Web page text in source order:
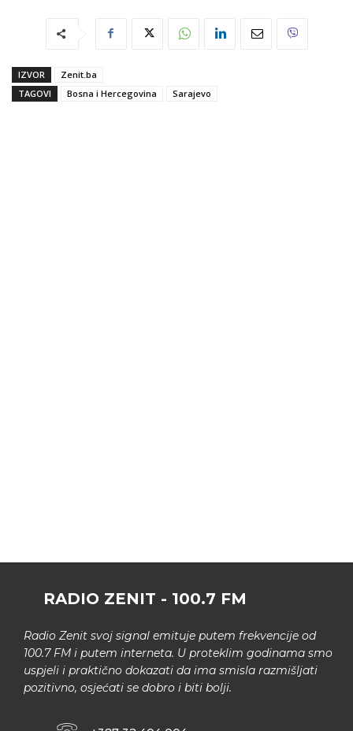
IZVOR
Zenit.ba
TAGOVI
Bosna i Hercegovina Sarajevo
RADIO ZENIT - 100.7 FM
Radio Zenit svoj signal emituje putem frekvencije od
100.7 FM i putem interneta. U proteklim godinama smo
uspjeli i praktično dokazati da ima smisla razmišljati
pozitivno, osjećati se dobro i biti bolji.